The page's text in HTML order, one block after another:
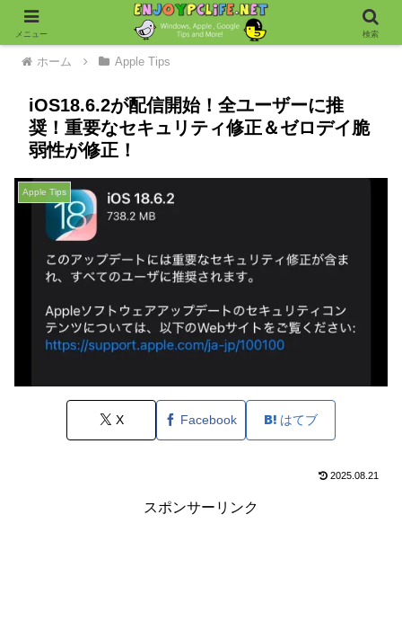
ホーム Apple Tips
iOS18.6.2が配信開始！全ユーザーに推
奨！重要なセキュリティ修正＆ゼロデイ脆
弱性が修正！
Apple Tips
X Facebook はてブ
2025.08.21
スポンサーリンク
メニュー 検索